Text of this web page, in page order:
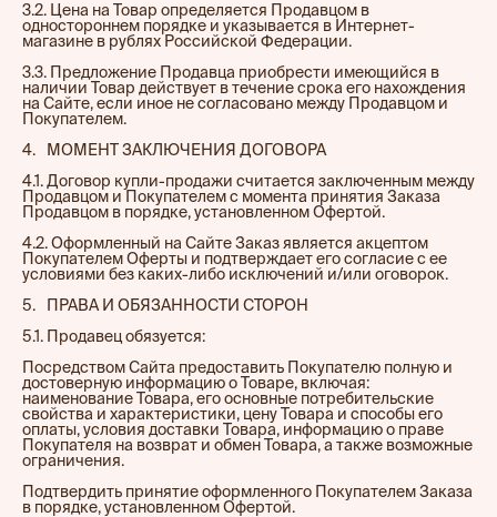
3.2. Цена на Товар определяется Продавцом в
одностороннем порядке и указывается в Интернет-
магазине в рублях Российской Федерации.
3.3. Предложение Продавца приобрести имеющийся в
наличии Товар действует в течение срока его нахождения
на Сайте, если иное не согласовано между Продавцом и
Покупателем.
4.⠀МОМЕНТ ЗАКЛЮЧЕНИЯ ДОГОВОРА
4.1. Договор купли-продажи считается заключенным между
Продавцом и Покупателем с момента принятия Заказа
Продавцом в порядке, установленном Офертой.
4.2. Оформленный на Сайте Заказ является акцептом
Покупателем Оферты и подтверждает его согласие с ее
условиями без каких-либо исключений и/или оговорок.
5.⠀ПРАВА И ОБЯЗАННОСТИ СТОРОН
5.1. Продавец обязуется:
Посредством Сайта предоставить Покупателю полную и
достоверную информацию о Товаре, включая:
наименование Товара, его основные потребительские
свойства и характеристики, цену Товара и способы его
оплаты, условия доставки Товара, информацию о праве
Покупателя на возврат и обмен Товара, а также возможные
ограничения.
Подтвердить принятие оформленного Покупателем Заказа
в порядке, установленном Офертой.